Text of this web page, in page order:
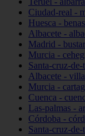
Ciudad-real -
Huesca -
Albacete -
Madrid -
Murcia -
Santa-cruz-
Albacete -
Murcia -
Cuenca -
Las-palmas -
Córdoba -
Santa-cruz-